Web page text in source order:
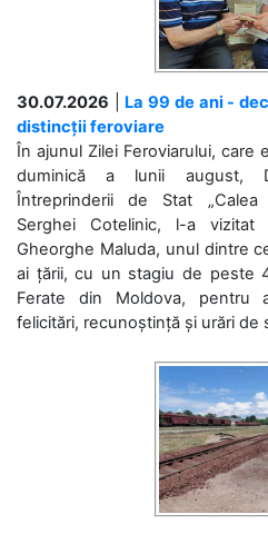
30.07.2026
La 99 de ani -
distincții feroviare
În ajunul Zilei Feroviarului, care
duminică a lunii august,
Întreprinderii de Stat „Calea
Serghei Cotelinic, l-a vizitat
Gheorghe Maluda, unul dintre
ai țării, cu un stagiu de peste
Ferate din Moldova, pentru
felicitări, recunoștință și urări de